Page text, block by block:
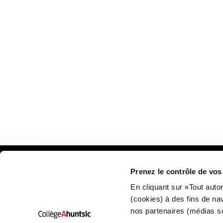
Prenez le contrôle de
En cliquant sur «Tout
(cookies) à des fins de
nos partenaires (médias